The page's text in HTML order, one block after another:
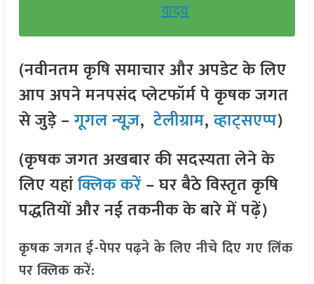
यादव
(नवीनतम कृषि समाचार और अपडेट के लिए
आप अपने मनपसंद प्लेटफॉर्म पे कृषक जगत
से जुड़े –गूगल न्यूज़,टेलीग्राम,व्हाट्सएप्प)
(कृषक जगत अखबार की सदस्यता लेने के
लिए यहांक्लिक करें– घर बैठे विस्तृत कृषि
पद्धतियों और नई तकनीक के बारे में पढ़ें)
कृषक जगत ई-पेपर पढ़ने के लिए नीचे दिए गए लिंक
पर क्लिक करें: